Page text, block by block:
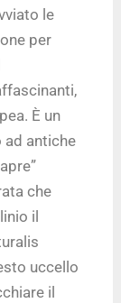
le
per
È un
antiche
che
il
uccello
il